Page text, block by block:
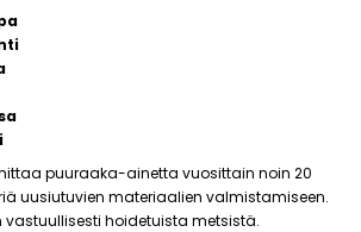
puuraaka-ainetta vuosittain noin 20
uusiutuvien materiaalien valmistamiseen.
hoidetuista metsistä.